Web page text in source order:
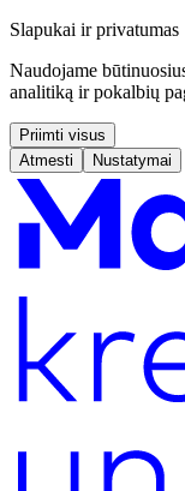
Slapukai ir privatumas
Naudojame
analitiką ir pokalbių
Priimti visus
Atmesti
Nustatymai